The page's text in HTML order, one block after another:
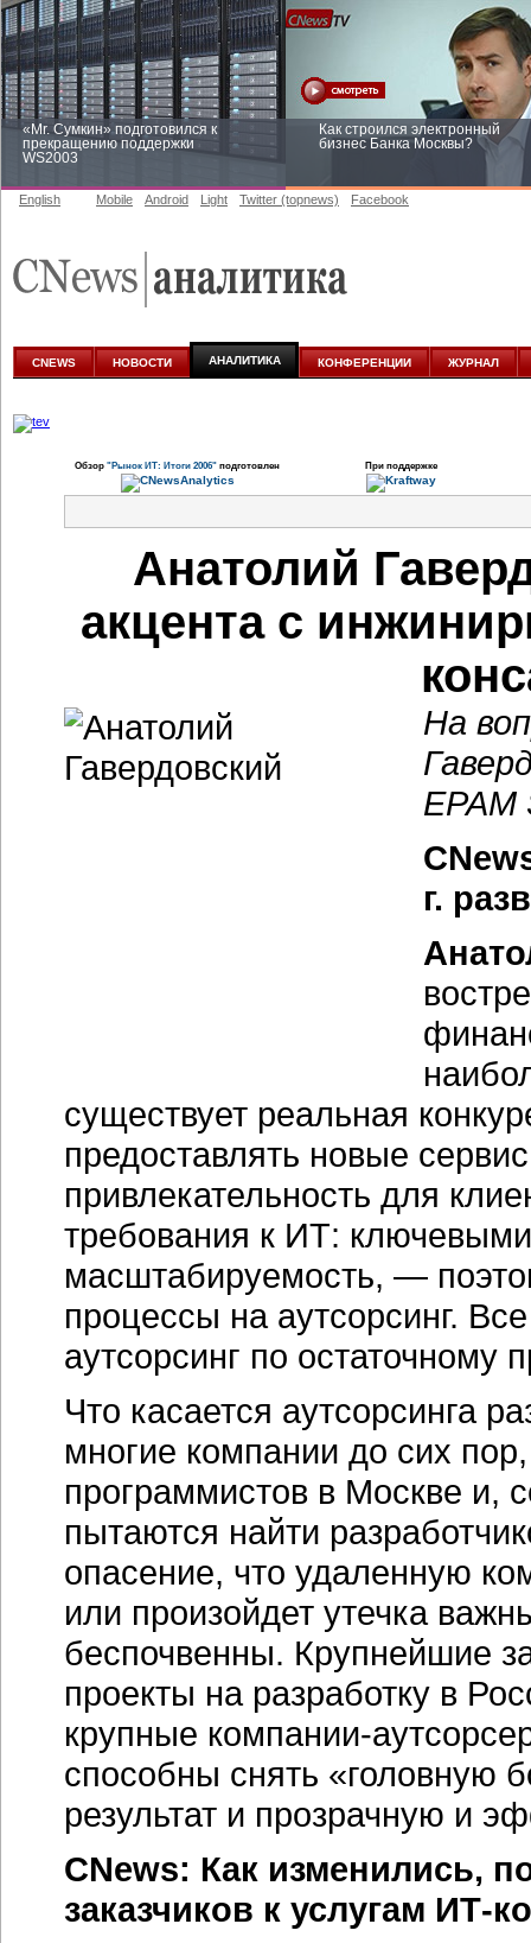
«Mr. Сумкин» подготовился к
прекращению поддержки
WS2003
Как строился электронный
бизнес Банка Москвы?
аналитике
English Mobile Android Light Twitter (topnews) Facebook
CNEWS НОВОСТИ АНАЛИТИКА КОНФЕРЕНЦИИ ЖУРНАЛ
Обзор "Рынок ИТ: Итоги 2006" подготовлен При поддержке
Анатолий
акцента с
На
EPAM
г.
существует реальная
предоставлять новые
привлекательность для
требования к ИТ:
масштабируемость, —
процессы на аутсорсинг.
аутсорсинг по остаточному
Что касается аутсорсинга
многие компании до сих
программистов в Москве и,
пытаются найти
опасение, что удаленную
или произойдет утечка
беспочвенны. Крупнейшие
проекты на разработку в
крупные компании-
способны снять «головную
результат и прозрачную и
CNews: Как изменились,
заказчиков к услугам ИТ-